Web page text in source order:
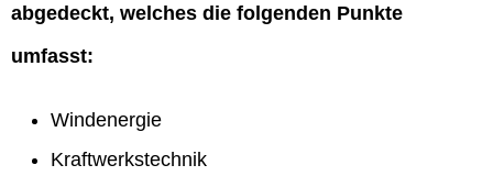
abgedeckt, welches die folgenden Punkte
umfasst:
Windenergie
Kraftwerkstechnik